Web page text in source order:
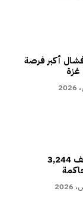
أكبر فرصة
دلياني: دولة الإبادة تختطف 3,244